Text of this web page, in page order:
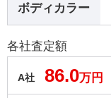
ボディカラー
各社査定額
A社 86.0万円